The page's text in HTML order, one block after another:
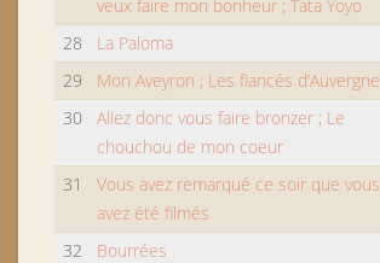
veux faire mon bonheur ; Tata Yoyo
28 La Paloma
29
Mon Aveyron ; Les fiancés d’Auvergne
30
Allez donc vous faire bronzer ; Le
chouchou de mon coeur
31
Vous avez remarqué ce soir que vous
avez été filmés
32 Bourrées